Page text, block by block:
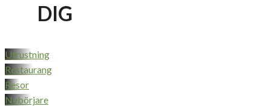
DIG
Utrustning
Restaurang
Resor
Nybörjare